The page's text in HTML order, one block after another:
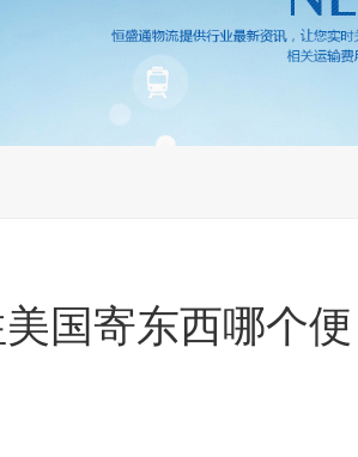
国寄东西哪个便